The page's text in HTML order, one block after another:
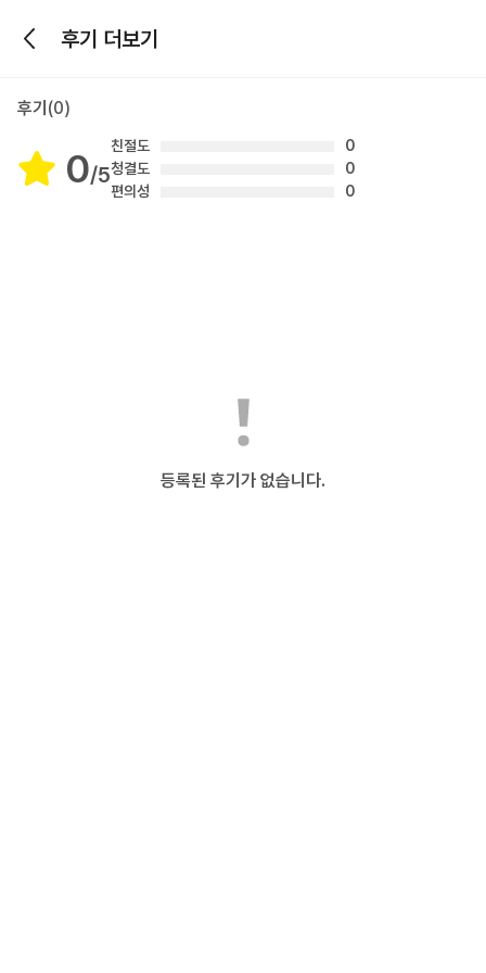
후기 더보기
후기 (0)
후기 총점
0/5
친절도
0
청결도
0
편의성
0
등록된 후기가 없습니다.